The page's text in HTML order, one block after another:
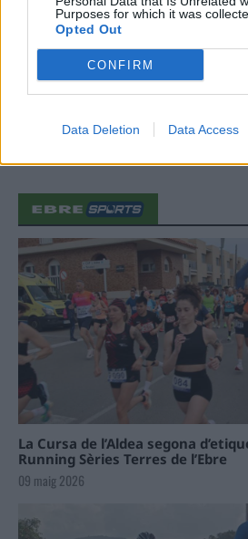
Purposes for which it was
Opted Out
CONFIRM
Data Deletion Data Access
“L’eclipsi serà
d’Amposta”
31 de juliol de 2026
La Cursa de l’Aldea segona
Running Sèries Terres de l’Ebre
09 maig 2026